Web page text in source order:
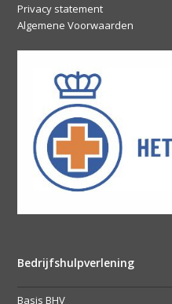
Privacy statement
Algemene Voorwaarden
Bedrijfshulpverlening
Basis BHV